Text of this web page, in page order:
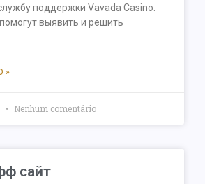
поддержки Vavada Casino.
выявить и решить
»
Nenhum comentário
сайт